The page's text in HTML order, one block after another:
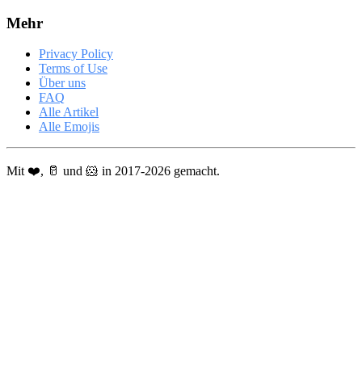
Mehr
Privacy Policy
Terms of Use
Über uns
FAQ
Alle Artikel
Alle Emojis
Mit ❤️, 🥛 und 🐹 in 2017-2026 gemacht.